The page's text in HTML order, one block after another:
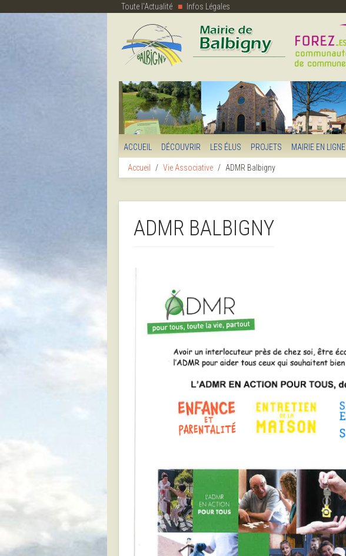
Toute l'Actualité Infos Légales
ACCUEIL DÉCOUVRIR LES ÉLUS PROJETS MAIRIE EN LIGNE
Accueil Vie Associative ADMR Balbigny
ADMR BALBIGNY